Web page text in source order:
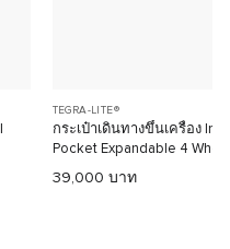
TEGRA-LITE®
กระเป๋าเดินทางขึ้นเครื่อง
Pocket Expandable 4
39,000 บาท